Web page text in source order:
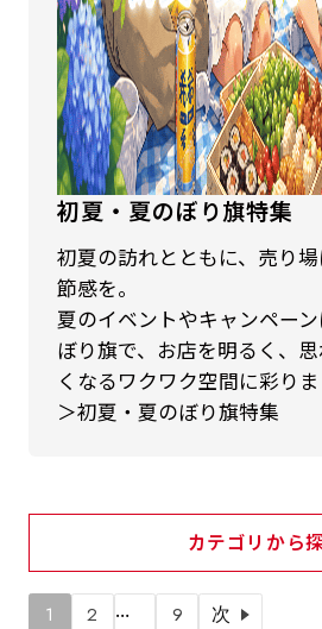
初夏・夏のぼり旗特集
初夏の訪れとともに、売り
節感を。
夏のイベントやキャンペー
ぼり旗で、お店を明るく、
くなるワクワク空間に彩り
＞初夏・夏のぼり旗特集
カテゴリから
1 2 … 9 次